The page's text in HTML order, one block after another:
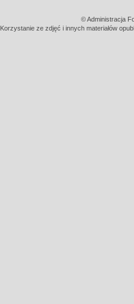
© Administracja
Korzystanie ze zdjęć i innych materiałów